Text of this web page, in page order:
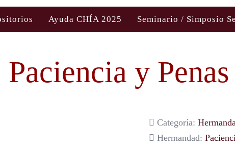
Ayuda CHÍA 2025 Seminario / Simposio
Paciencia y Penas
Categoría:
Hermandad: